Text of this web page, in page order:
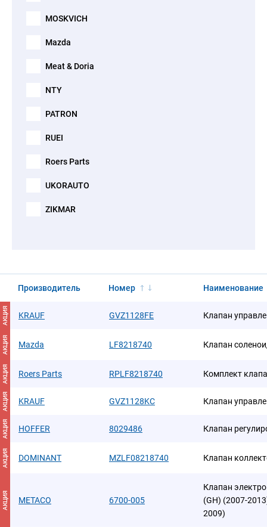
MOSKVICH
Mazda
Meat & Doria
NTY
PATRON
RUEI
Roers Parts
UKORAUTO
ZIKMAR
Производитель Номер Наименование
АКЦИЯ KRAUF GVZ1128FE Клапан
АКЦИЯ Mazda LF8218740 Клапан
АКЦИЯ Roers Parts RPLF8218740 Комплект
АКЦИЯ KRAUF GVZ1128KC Клапан
АКЦИЯ HOFFER 8029486 Клапан
АКЦИЯ DOMINANT MZLF08218740 Клапан
АКЦИЯ METACO 6700-005
Клапан
(GH) (2007-
2009)